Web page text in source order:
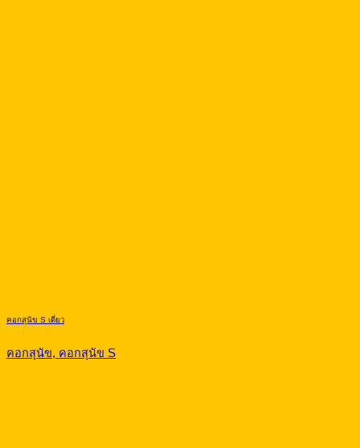
คอกสุนัข S เดี่ยว
คอกสุนัข, คอกสุนัข S